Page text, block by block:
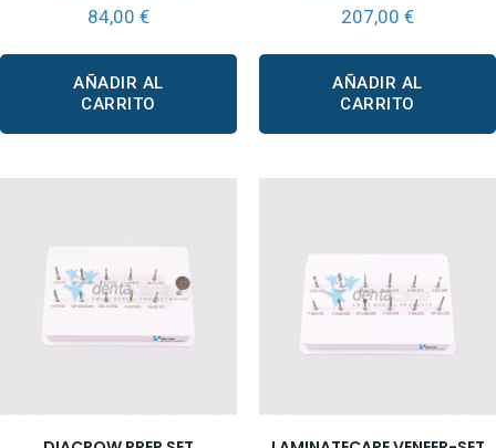
84,00 €
AÑADIR AL
CARRITO
207,00 €
AÑADIR AL
CARRITO